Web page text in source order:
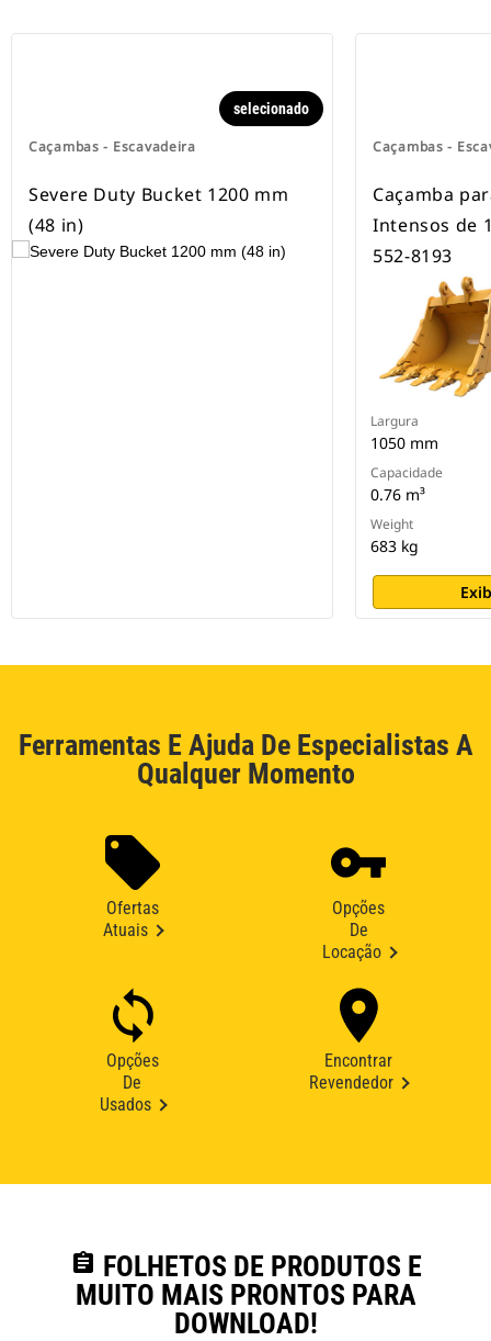
Caçambas - Escavadeira
selecionado
Severe Duty Bucket 1200 mm
(48 in)
Caçambas -
Caçamba
Intensos de
552-8193
Largura
1050 mm
Capacidade
0.76 m³
Weight
683 kg
Ferramentas E Ajuda De Especialistas A
Qualquer Momento
Ofertas
Atuais
Opções
De
Locação
Opções
De
Usados
Encontrar
Revendedor
assignment FOLHETOS DE PRODUTOS E
MUITO MAIS PRONTOS PARA
DOWNLOAD!